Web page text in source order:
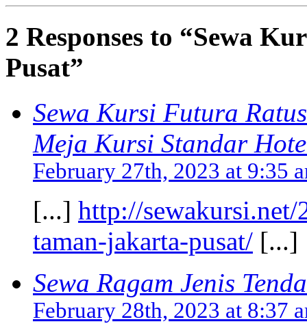
2 Responses to “Sewa
Pusat”
Sewa Kursi Futura
Meja Kursi Standar
February 27th, 2023 at 9:35
[...] http://
taman-jakarta-pusat/ [...]
Sewa Ragam Jenis
February 28th, 2023 at 8:37